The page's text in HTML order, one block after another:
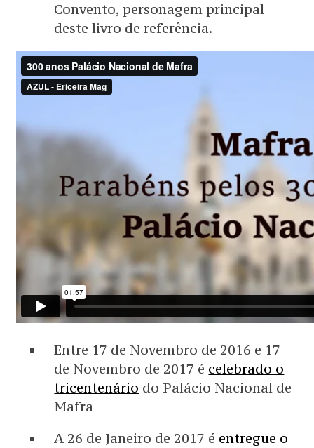
Convento, personagem principal
deste livro de referência.
Entre 17 de Novembro de 2016 e 17
de Novembro de 2017 é celebrado o
tricentenário do Palácio Nacional de
Mafra
A 26 de Janeiro de 2017 é entregue o